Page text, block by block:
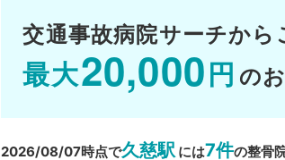
交通事故病院サーチから
最大20,000 円 の
2026/08/07時点で久慈駅 には7件の整骨